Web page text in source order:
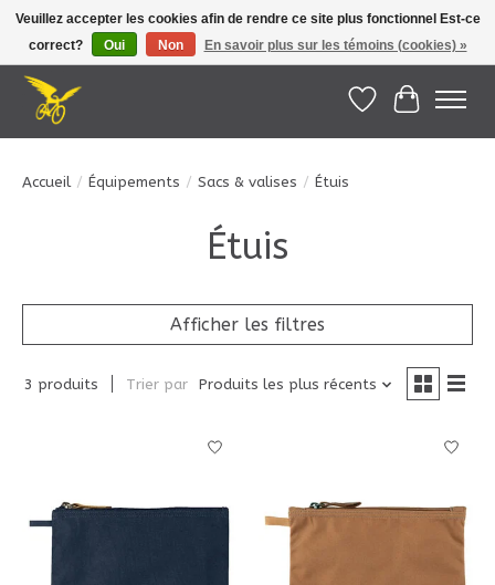
Le Pédalier | Îles de la Madeleine |info@lepedalier.com| 1-418-986-2965
Liste dePanier
Accueil / Équipements / Sacs & valises / Étuis
Étuis
Afficher les filtres
3 produits Trier par Produits les plus récents
Veuillez accepter les cookies afin de rendre ce site plus fonctionnel Est-ce
correct?
Oui Non En savoir plus sur les témoins (cookies) »